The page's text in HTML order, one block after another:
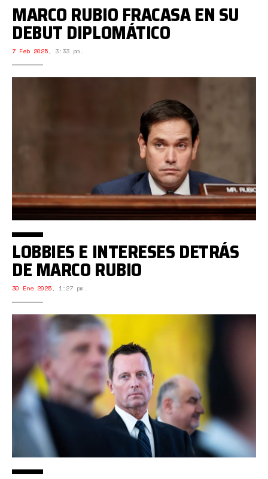
MARCO RUBIO FRACASA EN SU
DEBUT DIPLOMÁTICO
7 Feb 2025, 3:33 pm.
LOBBIES E INTERESES DETRÁS
DE MARCO RUBIO
30 Ene 2025, 1:27 pm.